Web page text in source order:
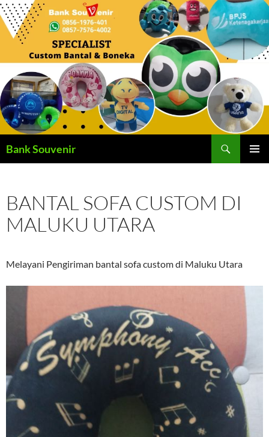
Langsung
ke
Bank Souvenir
BANTAL SOFA CUSTOM DI
MALUKU UTARA
Melayani Pengiriman bantal sofa custom di Maluku Utara